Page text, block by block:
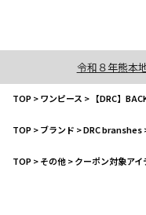
令和８年熊本
TOP>ワンピース > 【DRC】
TOP>ブランド >DRC branshes
TOP>その他>クーポン対象アイ